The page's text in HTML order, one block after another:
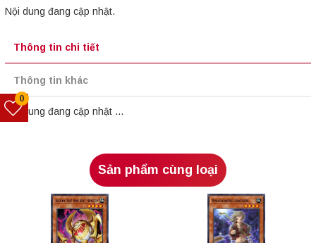
Nội dung đang cập nhật.
Thông tin chi tiết
Thông tin khác
Nội dung đang cập nhật ...
Sản phẩm cùng loại
0